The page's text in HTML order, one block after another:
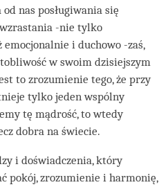
nas posługiwania się
-nie tylko
i duchowo -zaś,
w swoim dzisiejszym
to zrozumienie tego, że przy
tylko jeden wspólny
tę mądrość, to wtedy
dobra na świecie.
i doświadczenia, który
pokój, zrozumienie i harmonię,